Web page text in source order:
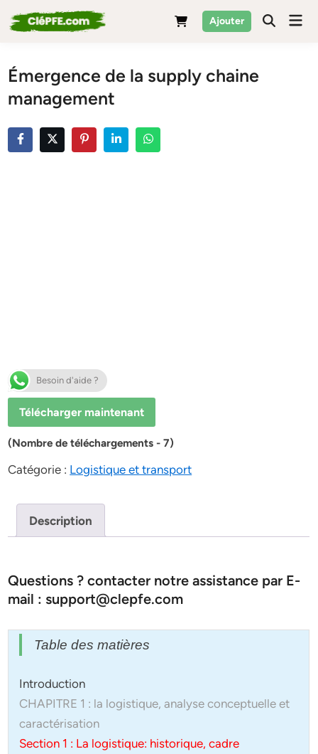
to
Ajouter
Émergence de la supply chaine
management
Besoin d'aide ?
Télécharger maintenant
(Nombre de téléchargements - 7)
Catégorie : Logistique et transport
Description
Questions ? contacter notre assistance par E-
mail : support@clepfe.com
Table des matières
Introduction
CHAPITRE 1 : la logistique, analyse conceptuelle et
caractérisation
Section 1 : La logistique: historique, cadre